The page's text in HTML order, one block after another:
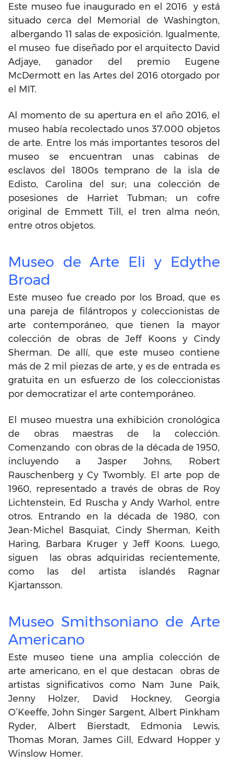
Este museo fue inaugurado en el 2016 y está
situado cerca del Memorial de Washington,
albergando 11 salas de exposición. Igualmente,
el museo fue diseñado por el arquitecto David
Adjaye, ganador del premio Eugene
McDermott en las Artes del 2016 otorgado por
el MIT.
Al momento de su apertura en el año 2016, el
museo había recolectado unos 37.000 objetos
de arte. Entre los más importantes tesoros del
museo se encuentran unas cabinas de
esclavos del 1800s temprano de la isla de
Edisto, Carolina del sur; una colección de
posesiones de Harriet Tubman; un cofre
original de Emmett Till, el tren alma neón,
entre otros objetos.
Museo de Arte Eli y Edythe
Broad
Este museo fue creado por los Broad, que es
una pareja de filántropos y coleccionistas de
arte contemporáneo, que tienen la mayor
colección de obras de Jeff Koons y Cindy
Sherman. De allí, que este museo contiene
más de 2 mil piezas de arte, y es de entrada es
gratuita en un esfuerzo de los coleccionistas
por democratizar el arte contemporáneo.
El museo muestra una exhibición cronológica
de obras maestras de la colección.
Comenzando con obras de la década de 1950,
incluyendo a Jasper Johns, Robert
Rauschenberg y Cy Twombly. El arte pop de
1960, representado a través de obras de Roy
Lichtenstein, Ed Ruscha y Andy Warhol, entre
otros. Entrando en la década de 1980, con
Jean-Michel Basquiat, Cindy Sherman, Keith
Haring, Barbara Kruger y Jeff Koons. Luego,
siguen las obras adquiridas recientemente,
como las del artista islandés Ragnar
Kjartansson.
Museo Smithsoniano de Arte
Americano
Este museo tiene una amplia colección de
arte americano, en el que destacan obras de
artistas significativos como Nam June Paik,
Jenny Holzer, David Hockney, Georgia
O’Keeffe, John Singer Sargent, Albert Pinkham
Ryder, Albert Bierstadt, Edmonia Lewis,
Thomas Moran, James Gill, Edward Hopper y
Winslow Homer.​